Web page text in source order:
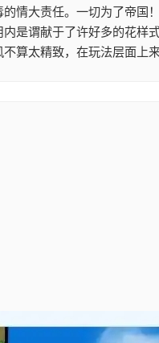
情大责任。一切为了帝
是谓献于了许好多的花
算太精致，在玩法层面上